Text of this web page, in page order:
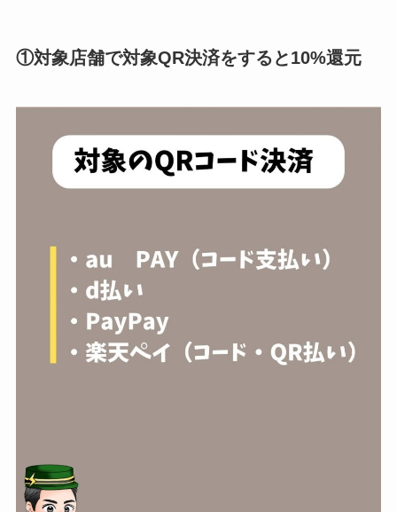
①対象店舗で対象QR決済をすると10%還元